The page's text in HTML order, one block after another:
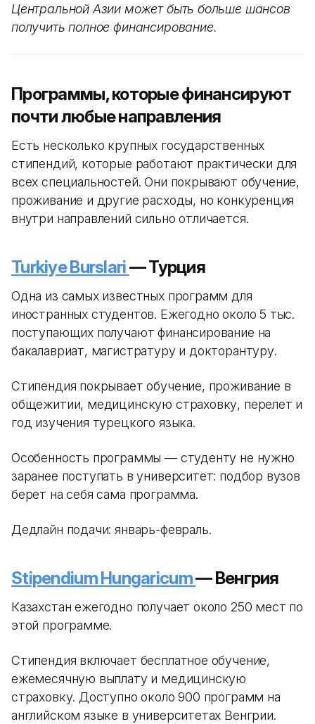
Центральной Азии может быть больше шансов
получить полное финансирование.
Программы, которые финансируют
почти любые направления
Есть несколько крупных государственных
стипендий, которые работают практически для
всех специальностей. Они покрывают обучение,
проживание и другие расходы, но конкуренция
внутри направлений сильно отличается.
Turkiye Burslari— Турция
Одна из самых известных программ для
иностранных студентов. Ежегодно около 5 тыс.
поступающих получают финансирование на
бакалавриат, магистратуру и докторантуру.
Стипендия покрывает обучение, проживание в
общежитии, медицинскую страховку, перелет и
год изучения турецкого языка.
Особенность программы — студенту не нужно
заранее поступать в университет: подбор вузов
берет на себя сама программа.
Дедлайн подачи: январь-февраль.
Stipendium Hungaricum— Венгрия
Казахстан ежегодно получает около 250 мест по
этой программе.
Стипендия включает бесплатное обучение,
ежемесячную выплату и медицинскую
страховку. Доступно около 900 программ на
английском языке в университетах Венгрии.